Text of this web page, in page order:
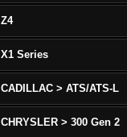
Z4
X1 Series
CADILLAC > ATS/ATS-L
CHRYSLER > 300 Gen 2